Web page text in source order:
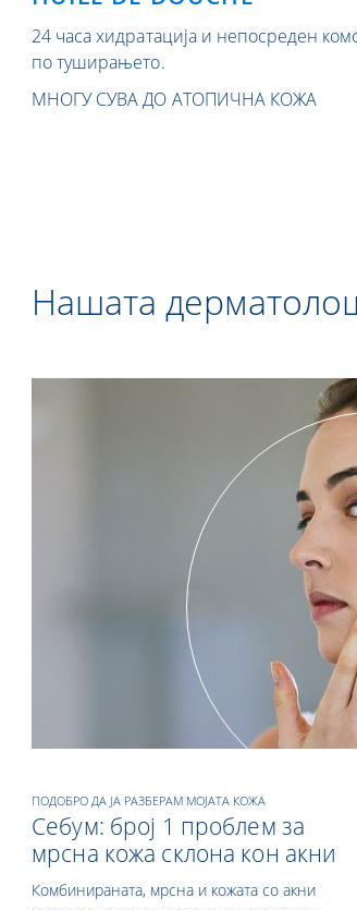
24 часа хидратација и непосреден
по туширањето.
МНОГУ СУВА ДО АТОПИЧНА КОЖА
Нашата
ПОДОБРО ДА ЈА РАЗБЕРАМ МОЈАТА КОЖА
Себум: број 1 проблем за
мрсна кожа склона кон акни
Комбинираната, мрсна и кожата со акни